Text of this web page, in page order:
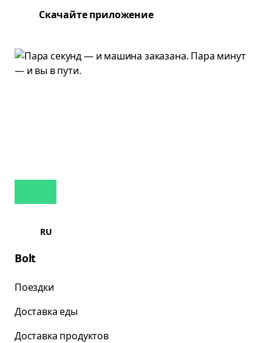
Скачайте приложение
RU
Bolt
Поездки
Доставка еды
Доставка продуктов